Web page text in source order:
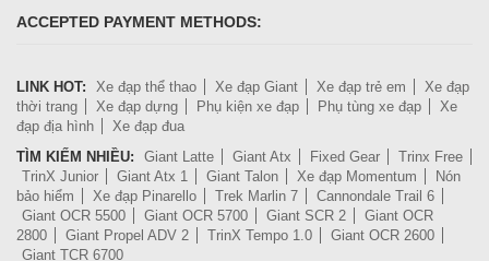
ACCEPTED PAYMENT METHODS:
LINK HOT: Xe đạp thể thao Xe đạp Giant Xe đạp trẻ em
Xe đạp
thời trang
Xe đạp dựng Phụ kiện xe đạp Phụ tùng xe đạp
Xe
đạp địa hình
Xe đạp đua
TÌM KIẾM NHIỀU:
Giant Latte Giant Atx Fixed Gear
Trinx Free
TrinX Junior
Giant Atx 1 Giant Talon Xe đạp Momentum
Nón
bảo hiểm
Xe đạp Pinarello Trek Marlin 7
Cannondale Trail 6
Giant OCR 5500
Giant OCR 5700 Giant SCR 2
Giant OCR
2800
Giant Propel ADV 2 TrinX Tempo 1.0
Giant OCR 2600
Giant TCR 6700